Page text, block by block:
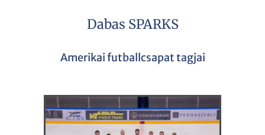
Dabas SPARKS
Amerikai futballcsapat tagjai